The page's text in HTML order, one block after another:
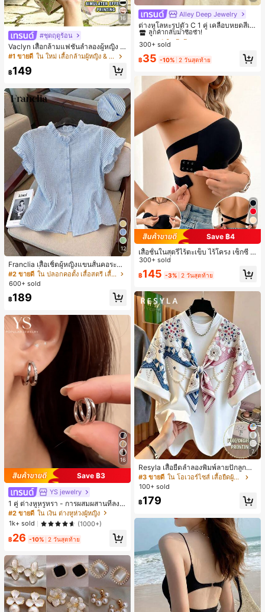
16
#ชุดฤดูร้อน
Vaclyn เสื้อกล้ามแฟชั่นลำลองผู้หญิง ล
ายแพตช์เวิร์ก แขนกุด คอกลม ติดกระดุ
#1 ขายดี ใน ใหม่ เสื้อกล้ามผู้หญิง & Camis
฿149
12
Franclia เสื้อเชิ้ตผู้หญิงแขนสั้นคอระบา
ยกระดุมเดี่ยวลายทาง
#2 ขายดี
ใน ปลอกคอตั้ง เสื้อสตรี เสื้อเบลาส์ & Tee
600+ sold
฿189
16
Save ฿3
YS jewelry
1 คู่ ต่างหูหรูหรา - การผสมผสานที่ลงตั
วของแฟชั่นและความซับซ้อน, ดีไซน์ส
องชั้น, เหมาะสำหรับสุภาพสตรีและนักเ
รียน, ต่างหูทองแดงฝังไมโคร
#2 ขายดี ใน เงิน ต่างหูห่วงผู้หญิง
1k+ sold
(1000+)
฿26 -10% 2 วันสุดท้าย
Alley Deep Jewelry
ต่างหูโลหะรูปตัว C 1 คู่ เคลือบหยดสีเห
ลือง ลายจุดสีน้ำเงิน สไตล์ยุโรปและอเม
ริกัน แฟชั่นส่วนตัว หวานและสง่างาม
ดินทาง งานแต่งงาน ปาร์ตี้ วันเกิด ของ
#1 ขายดี ใน โบโฮ ต่างหูผู้หญิง
ลูกค้ากลับมาซื้อซ้ำ!
เกือบหมดแล้ว!
#1 ขายดี ใน โบโฮ ต่างหูผู้หญิง
ลูกค้ากลับมาซื้อซ้ำ!
เกือบหมดแล้ว!
#1 ขายดี ใน โบโฮ ต่างหูผู้หญิง
ลูกค้ากลับมาซื้อซ้ำ!
เกือบหมดแล้ว!
#1 ขายดี
ใน โบโฮ ต่างหูผู้หญิง
เกือบหมดแล้ว!
300+ sold
฿35 -10% 2 วันสุดท้าย
Save ฿4
เสื้อชั้นในสตรีไร้ตะเข็บ ไร้โครง เซ็กซี่ ด้
านข้างไม่ลื่น แผ่นรองถอดได้ ลายไขว้ห
ลัง ไร้สาย สบายตลอดวัน
300+ sold
฿145 -3% 2 วันสุดท้าย
7
Resyla เสื้อยืดลำลองพิมพ์ลายปักลูกปัด
รูปโบว์ขนาดใหญ่สำหรับผู้หญิง
#3 ขายดี
ใน โอเวอร์ไซส์ เสื้อยืดผู้หญิง
100+ sold
฿179